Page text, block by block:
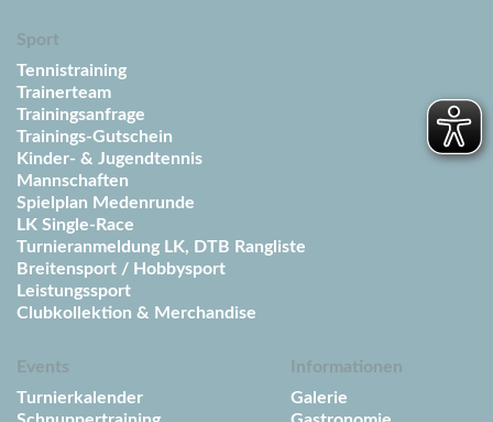
Sport
Tennistraining
Trainerteam
Trainingsanfrage
Trainings-Gutschein
Kinder- & Jugendtennis
Mannschaften
Spielplan Medenrunde
LK Single-Race
Turnieranmeldung LK, DTB Rangliste
Breitensport / Hobbysport
Leistungssport
Clubkollektion & Merchandise
Events
Turnierkalender
Informationen
Galerie